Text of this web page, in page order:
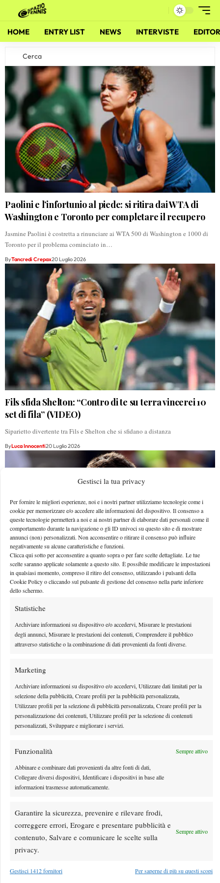
Gestisci la tua privacy
Per fornire le migliori esperienze, noi e i nostri partner utilizziamo tecnologie come i
cookie per memorizzare e/o accedere alle informazioni del dispositivo. Il consenso a
queste tecnologie permetterà a noi e ai nostri partner di elaborare dati personali come il
comportamento durante la navigazione o gli ID univoci su questo sito e di mostrare
annunci (non) personalizzati. Non acconsentire o ritirare il consenso può influire
negativamente su alcune caratteristiche e funzioni.
Clicca qui sotto per acconsentire a quanto sopra o per fare scelte dettagliate. Le tue
scelte saranno applicate solamente a questo sito. È possibile modificare le impostazioni
in qualsiasi momento, compreso il ritiro del consenso, utilizzando i pulsanti della
Cookie Policy o cliccando sul pulsante di gestione del consenso nella parte inferiore
dello schermo.
Statistiche
Archiviare informazioni su dispositivo e/o accedervi, Misurare le prestazioni
degli annunci, Misurare le prestazioni dei contenuti, Comprendere il pubblico
attraverso statistiche o la combinazione di dati provenienti da fonti diverse.
Marketing
Archiviare informazioni su dispositivo e/o accedervi, Utilizzare dati limitati per la
selezione della pubblicità, Creare profili per la pubblicità personalizzata,
Utilizzare profili per la selezione di pubblicità personalizzata, Creare profili per la
personalizzazione dei contenuti, Utilizzare profili per la selezione di contenuti
personalizzati, Sviluppare e migliorare i servizi.
Funzionalità Sempre attivo
Abbinare e combinare dati provenienti da altre fonti di dati,
Collegare diversi dispositivi, Identificare i dispositivi in base alle
informazioni trasmesse automaticamente.
Garantire la sicurezza, prevenire e rilevare frodi,
correggere errori, Erogare e presentare pubblicità e
contenuto, Salvare e comunicare le scelte sulla
privacy.
Sempre attivo
Gestisci 1412 fornitori Per saperne di più su questi scopi
HOME ENTRY LIST NEWS INTERVISTE
Paolini e l’infortunio al piede: si ritira dai WTA di
Washington e Toronto per completare il recupero
Jasmine Paolini è costretta a rinunciare ai WTA 500 di Washington e 1000 di
Toronto per il problema cominciato in…
ByTancredi Crepax20 Luglio 2026
Fils sfida Shelton: “Contro di te su terra vincerei 10
set di fila” (VIDEO)
Siparietto divertente tra Fils e Shelton che si sfidano a distanza
ByLuca Innocenti20 Luglio 2026
Bernard Tomic torna a farsi vivo: primo titolo
tra i papabili per superare le qualificazioni agli…
Tancredi Crepax20 Luglio 2026
ATP 250 Estoril 2026: l’incredibile storia di Orlando
L'incredibile storia di Orlando Luz in Portogallo
Luca Innocenti20 Luglio 2026